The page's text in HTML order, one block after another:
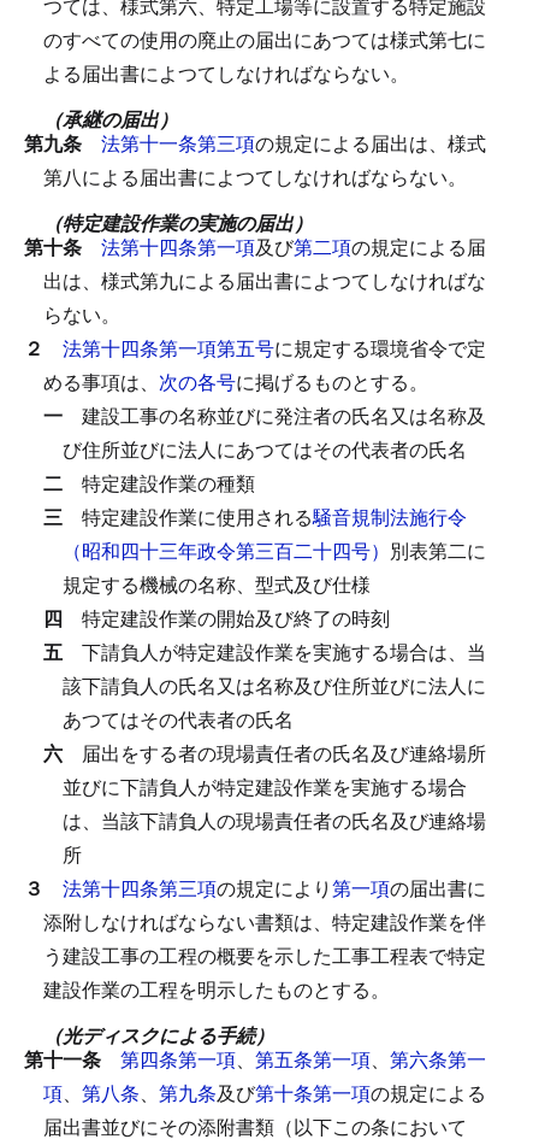
のすべての使用の廃止の届出にあつては様式第七に
よる届出書によつてしなければならない。
（承継の届出）
第九条 法第十一条第三項の規定による届出は、様式
第八による届出書によつてしなければならない。
（特定建設作業の実施の届出）
第十条 法第十四条第一項及び第二項の規定による届
出は、様式第九による届出書によつてしなければな
らない。
２ 法第十四条第一項第五号に規定する環境省令で定
める事項は、 次の各号に掲げるものとする。
一 建設工事の名称並びに発注者の氏名又は名称及
び住所並びに法人にあつてはその代表者の氏名
二 特定建設作業の種類
三 特定建設作業に使用される騒音規制法施行令
（昭和四十三年政令第三百二十四号） 別表第二に
規定する機械の名称、型式及び仕様
四 特定建設作業の開始及び終了の時刻
五 下請負人が特定建設作業を実施する場合は、当
該下請負人の氏名又は名称及び住所並びに法人に
あつてはその代表者の氏名
六 届出をする者の現場責任者の氏名及び連絡場所
並びに下請負人が特定建設作業を実施する場合
は、当該下請負人の現場責任者の氏名及び連絡場
所
３ 法第十四条第三項の規定により第一項の届出書に
添附しなければならない書類は、特定建設作業を伴
う建設工事の工程の概要を示した工事工程表で特定
建設作業の工程を明示したものとする。
（光ディスクによる手続）
第十一条 第四条第一項、 第五条第一項、 第六条第一
項、 第八条、 第九条及び第十条第一項の規定による
届出書並びにその添附書類（以下この条において